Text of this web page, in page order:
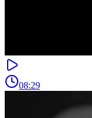
08:29